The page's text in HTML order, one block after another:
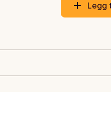
Legg